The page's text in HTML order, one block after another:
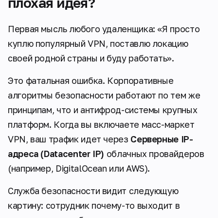
Первая мысль любого удаленщика: «Я просто
куплю популярный VPN, поставлю локацию
своей родной страны и буду работать».
Это фатальная ошибка. Корпоративные
алгоритмы безопасности работают по тем же
принципам, что и антифрод-системы крупных
платформ. Когда вы включаете масс-маркет
VPN, ваш трафик идет через Серверные IP-
адреса (Datacenter IP) облачных провайдеров
(например, DigitalOcean или AWS).
Служба безопасности видит следующую
картину: сотрудник почему-то выходит в